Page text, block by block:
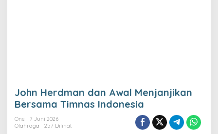
John Herdman dan Awal Menjanjikan
Bersama Timnas Indonesia
One
7 Juni 2026
Olahraga
257 Dilihat